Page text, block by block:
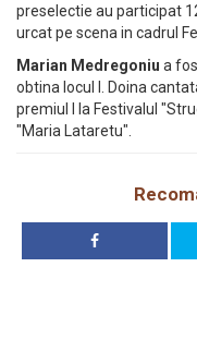
preselectie au participat
urcat pe scena in cadrul
Marian Medregoniu a
obtina locul I. Doina
premiul I la Festivalul
"Maria Lataretu".